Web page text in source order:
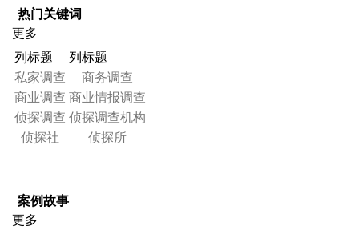
热门关键词
更多
列标题
列标题
私家调查
商务调查
商业调查 商业情报调查
侦探调查 侦探调查机构
侦探社
侦探所
案例故事
更多